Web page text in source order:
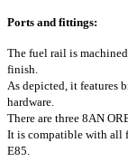
Ports and fittings:
The fuel rail is
finish.
As depicted, it features
hardware.
There are three 8AN
It is compatible with all
E85.